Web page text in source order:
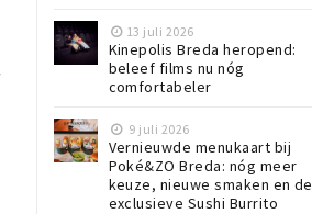
13 juli 2026
Kinepolis Breda heropend:
beleef films nu nóg
comfortabeler
9 juli 2026
Vernieuwde menukaart bij
Poké&ZO Breda: nóg meer
keuze, nieuwe smaken en de
exclusieve Sushi Burrito